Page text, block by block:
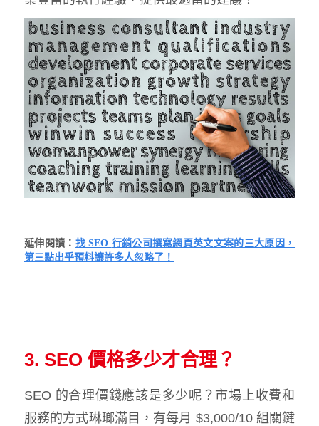
延伸閱讀： 找SEO 行銷公司撰寫網頁英文文案的三大原因，
第三點出乎預料讓許多人忽略了！
3. SEO 價格多少才合理？
SEO 的合理價錢應該是多少呢？市場上收費和
服務的方式琳瑯滿目，有每月 $3,000/10 組關鍵